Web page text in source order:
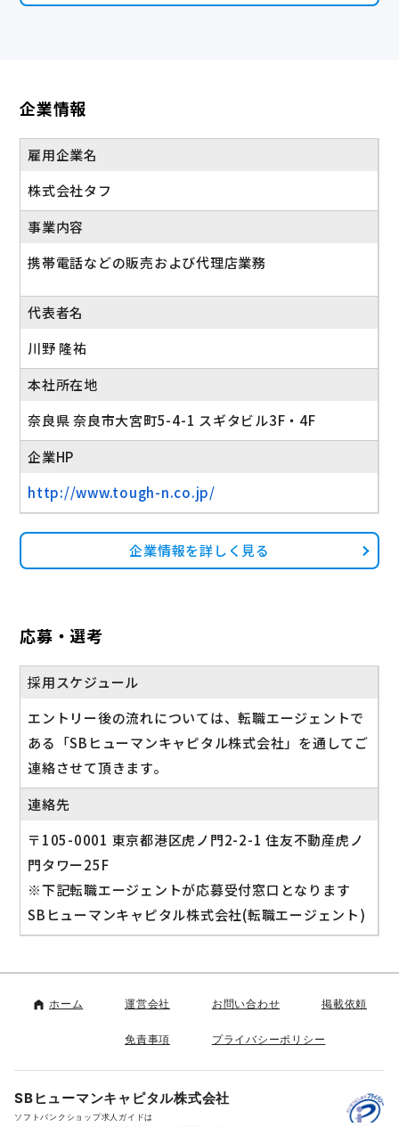
企業情報
雇用企業名
株式会社タフ
事業内容
携帯電話などの販売および代理店業務
代表者名
川野 隆祐
本社所在地
奈良県 奈良市大宮町5-4-1 スギタビル3F・4F
企業HP
http://www.tough-n.co.jp/
企業情報を詳しく見る
応募・選考
採用スケジュール
エントリー後の流れについては、転職エージェントで
ある「SBヒューマンキャピタル株式会社」を通してご
連絡させて頂きます。
連絡先
〒105-0001 東京都港区虎ノ門2-2-1 住友不動産虎ノ
門タワー25F
※下記転職エージェントが応募受付窓口となります
SBヒューマンキャピタル株式会社(転職エージェント)
ホーム 運営会社 お問い合わせ 掲載依頼
免責事項 プライバシーポリシー
SBヒューマンキャピタル株式会社
ソフトバンクショップ求人ガイドは